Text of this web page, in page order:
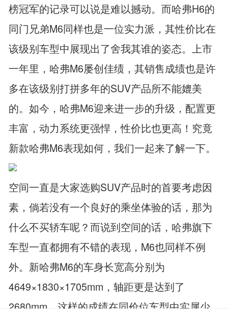
榜冠军的记录可以说是难以撼动。而哈弗H6的
同门兄弟M6同样也是一位实力派，其性价比在
该级别车型中展现出了舍我其谁的姿态。上市
一年里，哈弗M6屡创佳绩，其销售成绩也是许
多在该级别打拼多年的SUV产品所不能媲美
的。如今，哈弗M6迎来进一步的升级，配置更
丰富，动力系统更强悍，性价比也更高！究竟
新款哈弗M6表现如何，我们一起来了解一下。
空间一直是大家选购SUV产品时的首要考虑因
素，倘若没有一个良好的乘坐体验的话，那为
什么不买轿车呢？而说到空间的话，哈弗旗下
车型一直都拥有不错的表现，M6也同样不例
外。新哈弗M6的车身长宽高分别为
4649×1830×1705mm，轴距更是达到了